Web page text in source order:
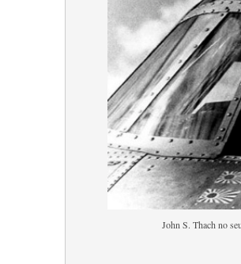
John S. Thach no